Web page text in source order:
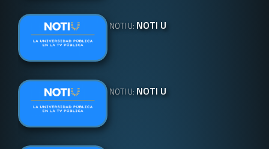
NOTI U: NOTI U
NOTI U: NOTI U